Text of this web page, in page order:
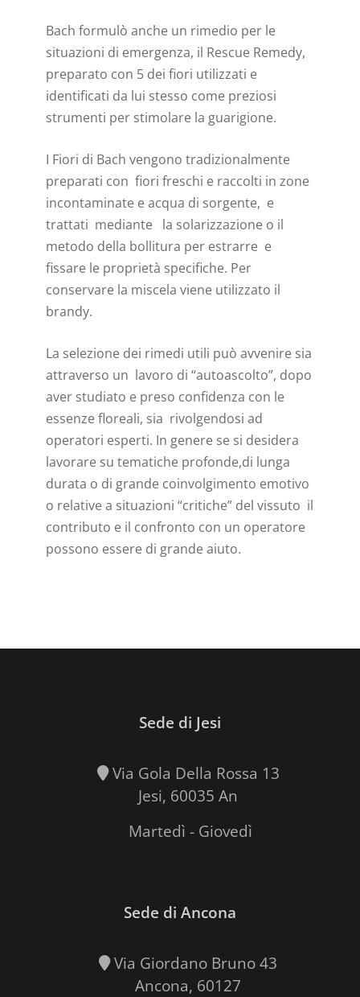
Bach formulò anche un rimedio per le
situazioni di emergenza, il Rescue Remedy,
preparato con 5 dei fiori utilizzati e
identificati da lui stesso come preziosi
strumenti per stimolare la guarigione.
I Fiori di Bach vengono tradizionalmente
preparati con fiori freschi e raccolti in zone
incontaminate e acqua di sorgente, e
trattati mediante la solarizzazione o il
metodo della bollitura per estrarre e
fissare le proprietà specifiche. Per
conservare la miscela viene utilizzato il
brandy.
La selezione dei rimedi utili può avvenire sia
attraverso un lavoro di “autoascolto”, dopo
aver studiato e preso confidenza con le
essenze floreali, sia rivolgendosi ad
operatori esperti. In genere se si desidera
lavorare su tematiche profonde,di lunga
durata o di grande coinvolgimento emotivo
o relative a situazioni “critiche” del vissuto il
contributo e il confronto con un operatore
possono essere di grande aiuto.
Sede di Jesi
Via Gola Della Rossa 13
Jesi, 60035 An
Martedì - Giovedì
Sede di Ancona
Via Giordano Bruno 43
Ancona, 60127